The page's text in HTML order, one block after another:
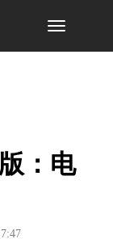
Toggle
：电